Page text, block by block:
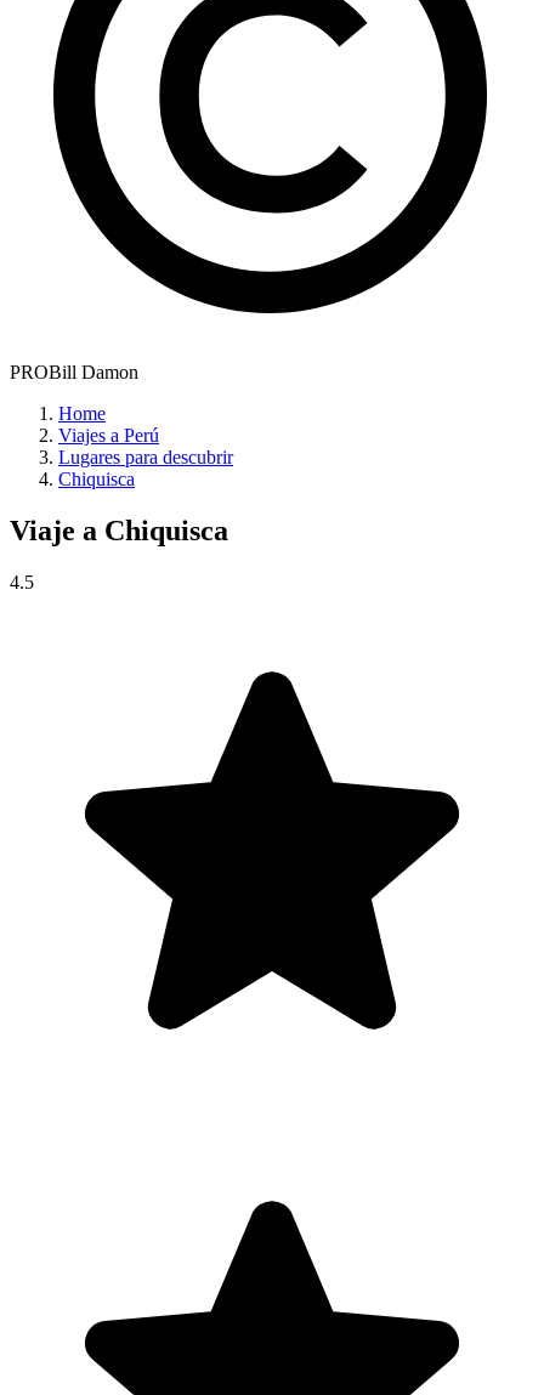
PROBill Damon
Home
Viajes a Perú
Lugares para descubrir
Chiquisca
Viaje a Chiquisca
4.5